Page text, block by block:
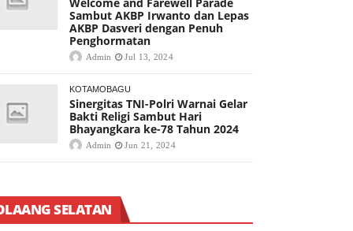
Sambut AKBP Irwanto dan Lepas
AKBP Dasveri dengan Penuh
Penghormatan
Admin Jul 13, 2024
KOTAMOBAGU
Sinergitas TNI-Polri Warnai Gelar
Bakti Religi Sambut Hari
Bhayangkara ke-78 Tahun 2024
Admin Jun 21, 2024
SELATAN